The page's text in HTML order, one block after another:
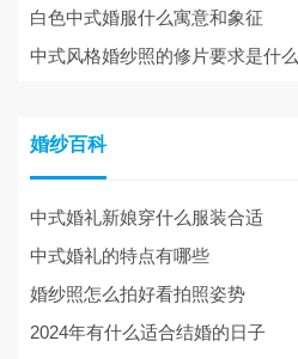
白色中式婚服什么寓意和象征
中式风格婚纱照的修片要求是什么
婚纱百科
中式婚礼新娘穿什么服装合适
中式婚礼的特点有哪些
婚纱照怎么拍好看拍照姿势
2024年有什么适合结婚的日子